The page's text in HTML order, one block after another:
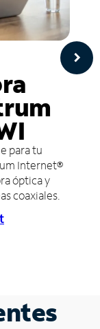
para tu
Internet®
óptica y
coaxiales.